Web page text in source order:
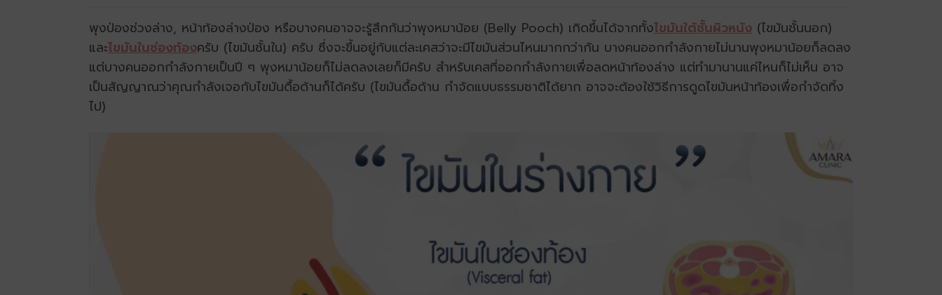
พุงป่องช่วงล่าง, หน้าท้องล่างป่อง หรือบางคนอาจจะรู้สึกกันว่าพุงหมาน้อย (Belly Pooch) เกิดขึ้นได้จากทั้งไขมันใต้ชั้นผิวหนัง (ไขมันชั้นนอก)
และไขมันในช่องท้องครับ (ไขมันชั้นใน) ครับ ซึ่งจะขึ้นอยู่กับแต่ละเคสว่าจะมีไขมันส่วนไหนมากกว่ากัน บางคนออกกำลังกายไม่นานพุงหมาน้อยก็ลดลง
แต่บางคนออกกำลังกายเป็นปี ๆ พุงหมาน้อยก็ไม่ลดลงเลยก็มีครับ สำหรับเคสที่ออกกำลังกายเพื่อลดหน้าท้องล่าง แต่ทำมานานแค่ไหนก็ไม่เห็น อาจ
เป็นสัญญาณว่าคุณกำลังเจอกับไขมันดื้อด้านก็ได้ครับ (ไขมันดื้อด้าน กำจัดแบบธรรมชาติได้ยาก อาจจะต้องใช้วิธีการดูดไขมันหน้าท้องเพื่อกำจัดทิ้ง
ไป)